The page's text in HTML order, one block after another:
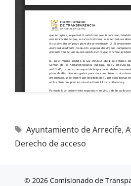
Ayuntamiento de Arrecife,
Derecho de acceso
© 2026 Comisionado de